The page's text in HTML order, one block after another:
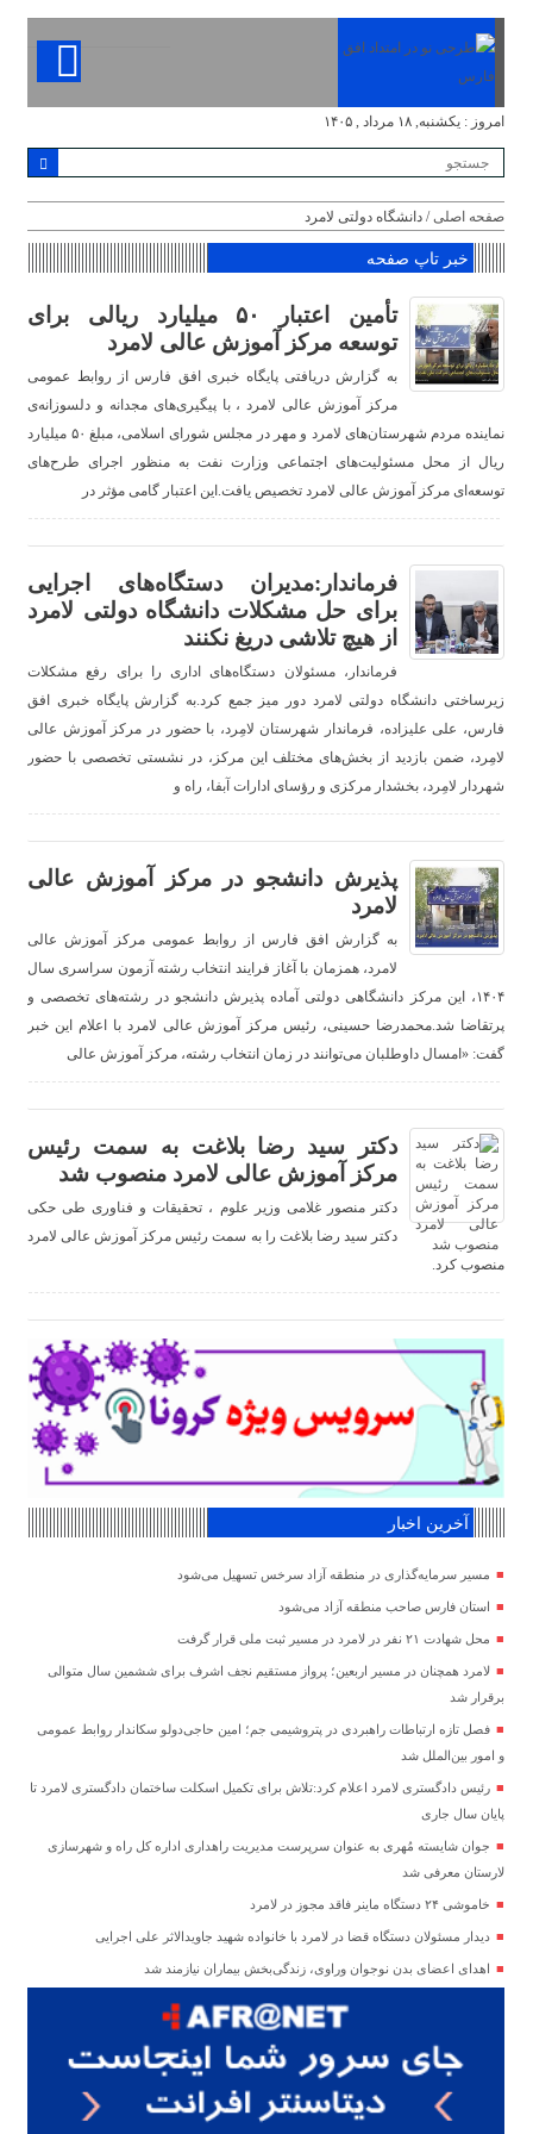
امروز : یکشنبه, ۱۸ مرداد , ۱۴۰۵
صفحه اصلی/ دانشگاه دولتی لامرد
خبر تاپ صفحه
تأمین اعتبار ۵۰ میلیارد ریالی برای
توسعه مرکز آموزش عالی لامرد
به گزارش دریافتی پایگاه خبری افق فارس از روابط عمومی
مرکز آموزش عالی لامرد ، با پیگیری‌های مجدانه و دلسوزانه‌ی
نماینده مردم شهرستان‌های لامرد و مهر در مجلس شورای اسلامی، مبلغ ۵۰ میلیارد
ریال از محل مسئولیت‌های اجتماعی وزارت نفت به منظور اجرای طرح‌های
توسعه‌ای مرکز آموزش عالی لامرد تخصیص یافت.این اعتبار گامی مؤثر در
فرماندار:مدیران دستگاه‌های اجرایی
برای حل مشکلات دانشگاه دولتی لامرد
از هیچ تلاشی دریغ نکنند
فرماندار، مسئولان دستگاه‌های اداری را برای رفع مشکلات
زیرساختی دانشگاه دولتی لامرد دور میز جمع کرد.به گزارش پایگاه خبری افق
فارس، علی علیزاده، فرماندار شهرستان لامِرد، با حضور در مرکز آموزش عالی
لامِرد، ضمن بازدید از بخش‌های مختلف این مرکز، در نشستی تخصصی با حضور
شهردار لامِرد، بخشدار مرکزی و رؤسای ادارات آبفا، راه و
پذیرش دانشجو در مرکز آموزش عالی
لامرد
به گزارش افق فارس از روابط عمومی مرکز آموزش عالی
لامرد، همزمان با آغاز فرایند انتخاب رشته آزمون سراسری سال
۱۴۰۴، این مرکز دانشگاهی دولتی آماده پذیرش دانشجو در رشته‌های تخصصی و
پرتقاضا شد.محمدرضا حسینی، رئیس مرکز آموزش عالی لامرد با اعلام این خبر
گفت: «امسال داوطلبان می‌توانند در زمان انتخاب رشته، مرکز آموزش عالی
دکتر سید رضا بلاغت به سمت رئیس
مرکز آموزش عالی لامرد منصوب شد
دکتر منصور غلامی وزیر علوم ، تحقیقات و فناوری طی حکی
دکتر سید رضا بلاغت را به سمت رئیس مرکز آموزش عالی لامرد
منصوب کرد.
آخرین اخبار
مسیر سرمایه‌گذاری در منطقه آزاد سرخس تسهیل می‌شود
استان فارس صاحب منطقه آزاد می‌شود
محل شهادت ۲۱ نفر در لامرد در مسیر ثبت ملی قرار گرفت
لامرد همچنان در مسیر اربعین؛ پرواز مستقیم نجف اشرف برای ششمین سال متوالی
برقرار شد
فصل تازه ارتباطات راهبردی در پتروشیمی جم؛ امین حاجی‌دولو سکاندار روابط عمومی
و امور بین‌الملل شد
رئیس دادگستری لامرد اعلام کرد:تلاش برای تکمیل اسکلت ساختمان دادگستری لامرد تا
پایان سال جاری
جوان شایسته مُهری به عنوان سرپرست مدیریت راهداری اداره کل راه و شهرسازی
لارستان معرفی شد
خاموشی ۲۴ دستگاه ماینر فاقد مجوز در لامرد
دیدار مسئولان دستگاه قضا در لامرد با خانواده شهید جاویدالاثر علی اجرایی
اهدای اعضای بدن نوجوان وراوی، زندگی‌بخش بیماران نیازمند شد